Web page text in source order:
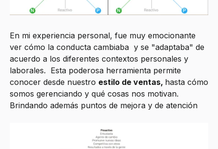
En mi experiencia personal, fue muy emocionante
ver cómo la conducta cambiaba y se "adaptaba" de
acuerdo a los diferentes contextos personales y
laborales. Esta poderosa herramienta permite
conocer desde nuestro estilo de ventas, hasta cómo
somos gerenciando y qué cosas nos motivan.
Brindando además puntos de mejora y de atención